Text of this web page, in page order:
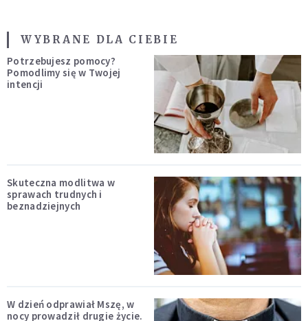
WYBRANE DLA CIEBIE
Potrzebujesz pomocy?
Pomodlimy się w Twojej
intencji
Skuteczna modlitwa w
sprawach trudnych i
beznadziejnych
W dzień odprawiał Mszę, w
nocy prowadził drugie życie.